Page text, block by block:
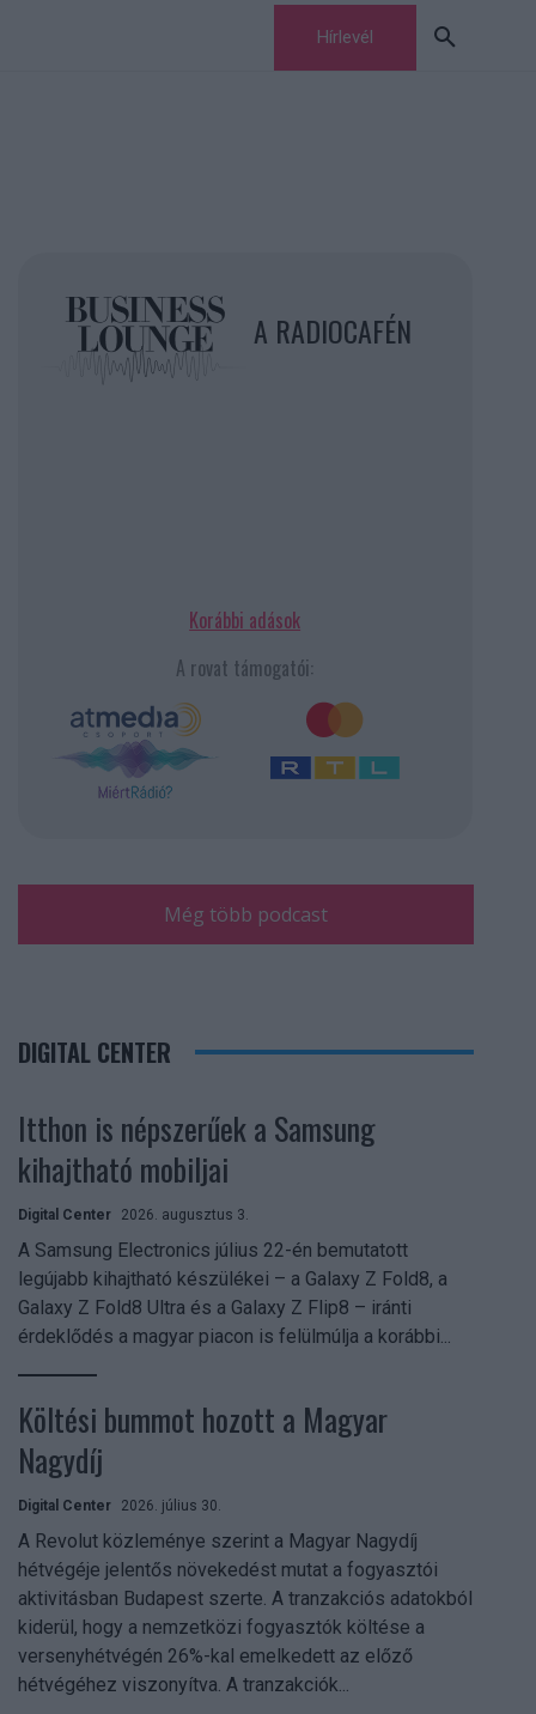
Hírlevél
A RADIOCAFÉN
Korábbi adások
A rovat támogatói:
Még több podcast
DIGITAL CENTER
Itthon is népszerűek a Samsung
kihajtható mobiljai
Digital Center 2026. augusztus 3.
A Samsung Electronics július 22-én bemutatott
legújabb kihajtható készülékei – a Galaxy Z Fold8, a
Galaxy Z Fold8 Ultra és a Galaxy Z Flip8 – iránti
érdeklődés a magyar piacon is felülmúlja a korábbi...
Költési bummot hozott a Magyar
Nagydíj
Digital Center 2026. július 30.
A Revolut közleménye szerint a Magyar Nagydíj
hétvégéje jelentős növekedést mutat a fogyasztói
aktivitásban Budapest szerte. A tranzakciós adatokból
kiderül, hogy a nemzetközi fogyasztók költése a
versenyhétvégén 26%-kal emelkedett az előző
hétvégéhez viszonyítva. A tranzakciók...